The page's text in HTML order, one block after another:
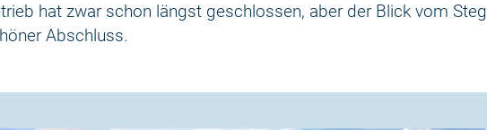
hat zwar schon längst geschlossen, aber der Blick vom Steg
Abschluss.